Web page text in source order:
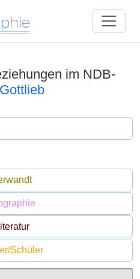
im NDB-
Schüler